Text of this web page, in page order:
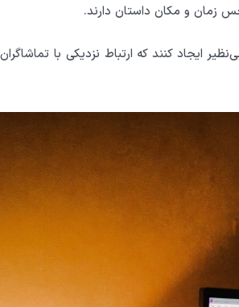
زمان و مکان داستان دارند.
ایجاد کنند که ارتباط نزدیکی با تماشاگران